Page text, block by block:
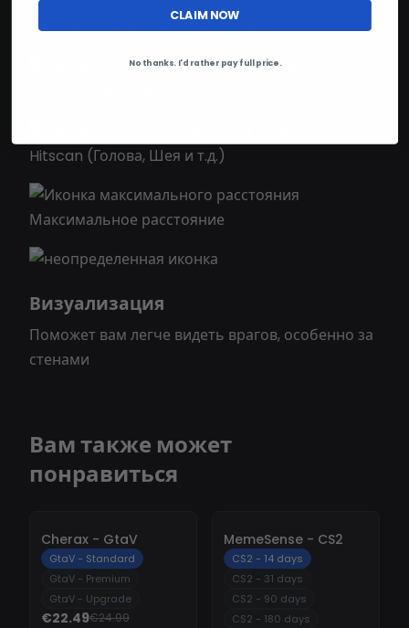
Гуманизированные траектории
Hitscan (Голова, Шея и т.д.)
Максимальное расстояние
Визуализация
Поможет вам легче видеть врагов, особенно за
стенами
Вам также может
понравиться
-
Cherax - GtaV
GtaV - Standard
GtaV - Premium
GtaV - Upgrade
€22.49€24.99
MemeSense - CS2
CS2 - 14 days
CS2 - 31 days
CS2 - 90 days
CS2 - 180 days
CLAIM NOW
No thanks. I'd rather pay full price.